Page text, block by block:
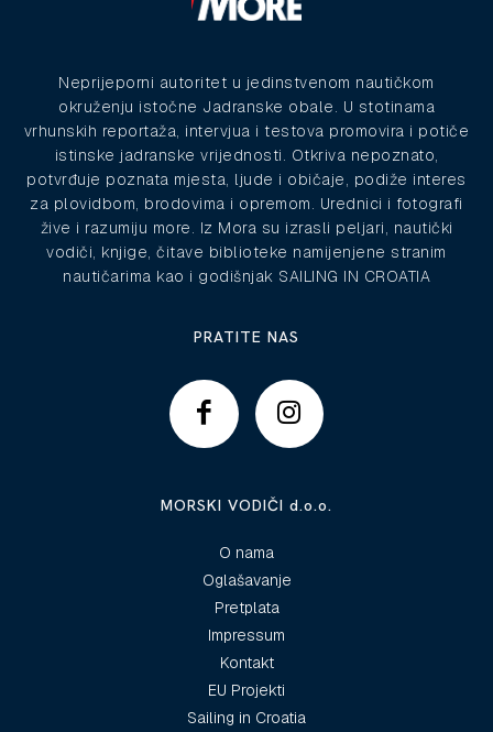
Neprijeporni autoritet u jedinstvenom nautičkom
okruženju istočne Jadranske obale. U stotinama
vrhunskih reportaža, intervjua i testova promovira i potiče
istinske jadranske vrijednosti. Otkriva nepoznato,
potvrđuje poznata mjesta, ljude i običaje, podiže interes
za plovidbom, brodovima i opremom. Urednici i fotografi
žive i razumiju more. Iz Mora su izrasli peljari, nautički
vodiči, knjige, čitave biblioteke namijenjene stranim
nautičarima kao i godišnjak SAILING IN CROATIA
PRATITE NAS
MORSKI VODIČI d.o.o.
O nama
Oglašavanje
Pretplata
Impressum
Kontakt
EU Projekti
Sailing in Croatia